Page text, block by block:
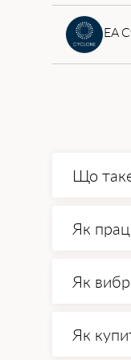
EA
Що
обсяги
Як
і
Як
Як